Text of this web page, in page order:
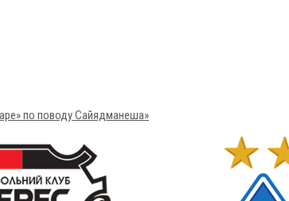
по поводу Сайядманеша»